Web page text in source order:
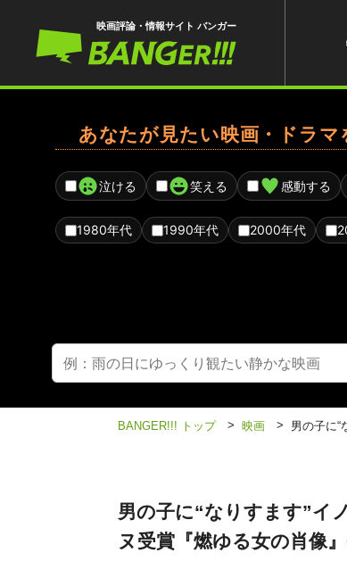
映画評論・情報サイト バンガー
あなたが見たい映画・ドラマ
泣ける 笑える 感動する
1980年代 1990年代 2000年代
BANGER!!! トップ > 映画 > 男の子に
男の子に“なりすます”イ
ヌ受賞『燃ゆる女の肖像